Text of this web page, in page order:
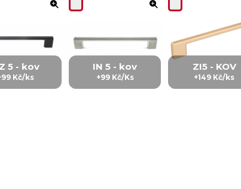
5 - kov
Kč/ks
IN 5 - kov
+99 Kč/Ks
ZI5 - KOV
+149 Kč/ks